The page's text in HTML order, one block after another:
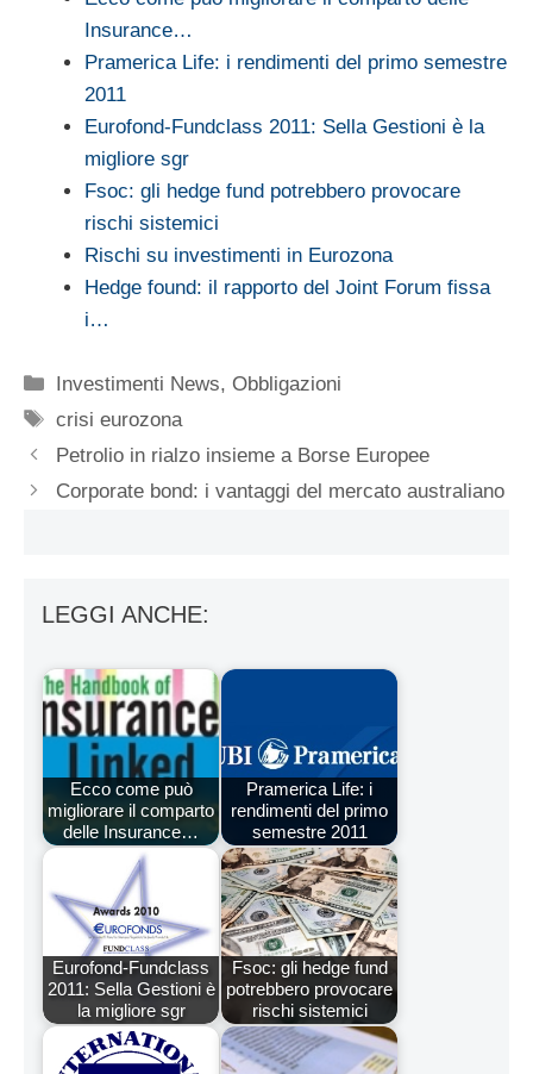
Insurance…
Pramerica Life: i rendimenti del primo semestre
2011
Eurofond-Fundclass 2011: Sella Gestioni è la
migliore sgr
Fsoc: gli hedge fund potrebbero provocare
rischi sistemici
Rischi su investimenti in Eurozona
Hedge found: il rapporto del Joint Forum fissa
i…
Categorie
Investimenti News,Obbligazioni
Tag
crisi eurozona
Petrolio in rialzo insieme a Borse Europee
Corporate bond: i vantaggi del mercato australiano
LEGGI ANCHE:
Ecco come può
migliorare il comparto
delle Insurance…
Pramerica Life: i
rendimenti del primo
semestre 2011
Eurofond-Fundclass
2011: Sella Gestioni è
la migliore sgr
Fsoc: gli hedge fund
potrebbero provocare
rischi sistemici